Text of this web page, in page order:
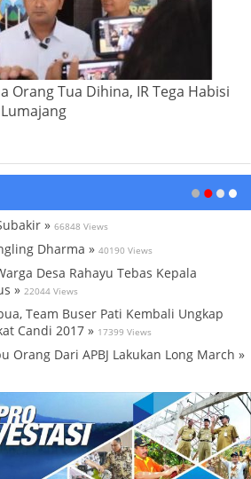
Orang Tua Dihina, IR Tega Habisi
» 66848 Views
Dharma » 40190 Views
Desa Rahayu Tebas Kepala
» 22044 Views
Team Buser Pati Kembali Ungkap
Candi 2017 » 17399 Views
Orang Dari APBJ Lakukan Long March »